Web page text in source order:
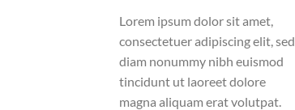
Lorem ipsum dolor sit amet,
consectetuer adipiscing elit, sed
diam nonummy nibh euismod
tincidunt ut laoreet dolore
magna aliquam erat volutpat.